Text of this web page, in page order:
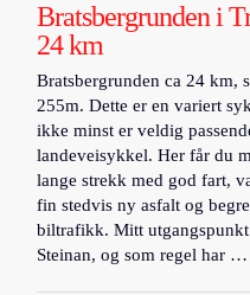
Bratsbergrunden i
24 km
Bratsbergrunden ca 24 km,
255m. Dette er en variert
ikke minst er veldig
landeveisykkel. Her får du
lange strekk med god fart,
fin stedvis ny asfalt og
biltrafikk. Mitt
Steinan, og som regel har …